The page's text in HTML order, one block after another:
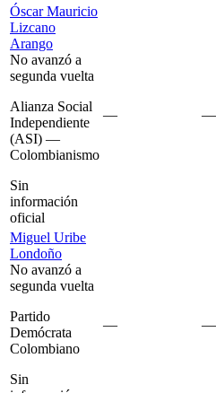
Óscar Mauricio
Lizcano
Arango
No avanzó a
segunda vuelta
Alianza Social
Independiente
(ASI) —
Colombianismo
Sin
información
oficial
— —
Miguel Uribe
Londoño
No avanzó a
segunda vuelta
Partido
Demócrata
Colombiano
Sin
— —